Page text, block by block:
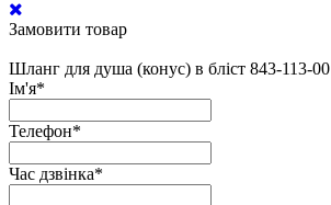
Замовити товар
Шланг для душа (конус) в бліст 843-113-00
Ім'я*
Телефон*
Час дзвінка*